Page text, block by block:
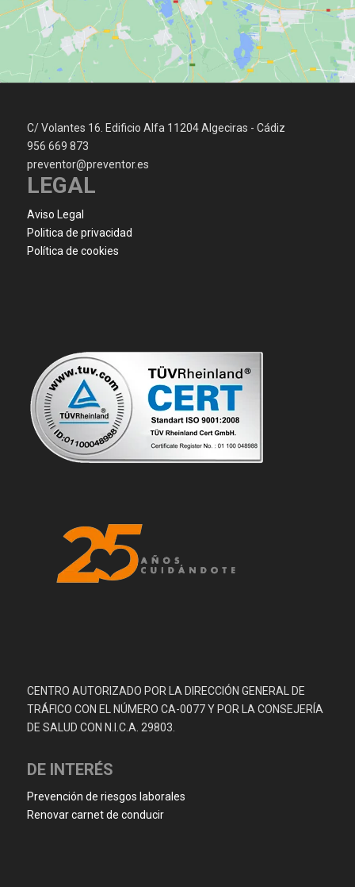
C/ Volantes 16. Edificio Alfa 11204 Algeciras - Cádiz
956 669 873
preventor@preventor.es
LEGAL
Aviso Legal
Politica de privacidad
Política de cookies
CENTRO AUTORIZADO POR LA DIRECCIÓN GENERAL DE
TRÁFICO CON EL NÚMERO CA-0077 Y POR LA CONSEJERÍA
DE SALUD CON N.I.C.A. 29803.
DE INTERÉS
Prevención de riesgos laborales
Renovar carnet de conducir